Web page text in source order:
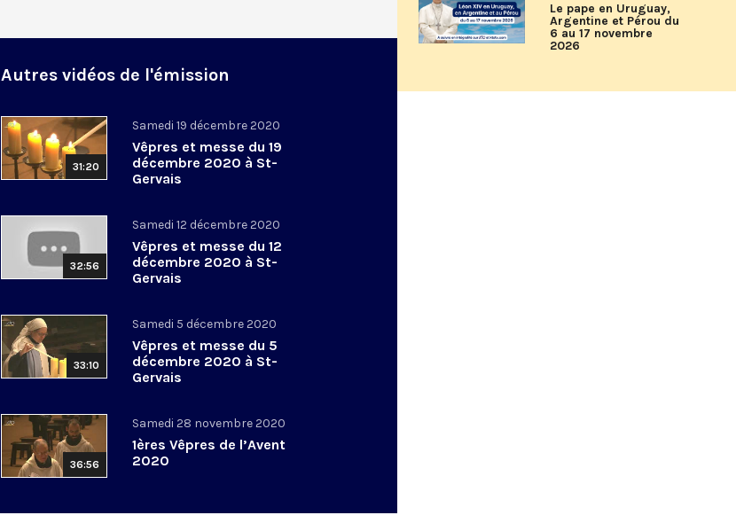
Autres vidéos de l'émission
31:20
Samedi 19 décembre 2020
Vêpres et messe du 19
décembre 2020 à St-
Gervais
32:56
Samedi 12 décembre 2020
Vêpres et messe du 12
décembre 2020 à St-
Gervais
33:10
Samedi 5 décembre 2020
Vêpres et messe du 5
décembre 2020 à St-
Gervais
36:56
Samedi 28 novembre 2020
1ères Vêpres de l’Avent
2020
Le pape en Uruguay,
Argentine et Pérou du
6 au 17 novembre
2026